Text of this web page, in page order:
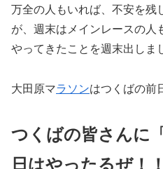
万全の人もいれば、不安を残
が、週末はメインレースの人
やってきたことを週末出しま
大田原マラソンはつくばの前
つくばの皆さんに
日はやったるぜ！